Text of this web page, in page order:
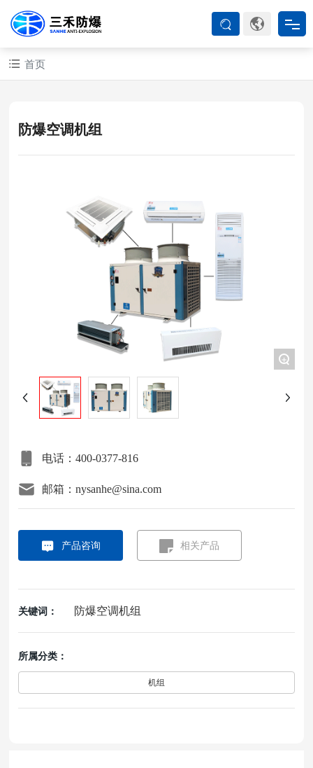
首页
ATEX系列
联系我们
首页
防爆空调机组
+
电话：400-0377-816
邮箱：nysanhe@sina.com
产品咨询 相关产品
关键词： 防爆空调机组
所属分类：
机组